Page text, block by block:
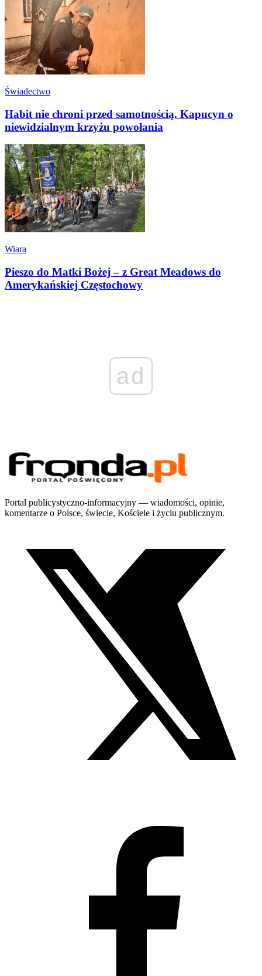
Świadectwo
Habit nie chroni przed samotnością. Kapucyn o
niewidzialnym krzyżu powołania
Wiara
Pieszo do Matki Bożej – z Great Meadows do
Amerykańskiej Częstochowy
ad
Portal publicystyczno-informacyjny — wiadomości, opinie,
komentarze o Polsce, świecie, Kościele i życiu publicznym.